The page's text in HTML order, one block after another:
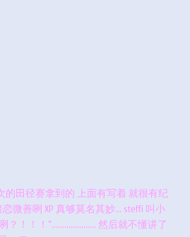
田径赛拿到的 上面有写着 就很有纪
微善咧 XP 真够莫名其妙... steffi 叫小
！！！”..................... 然后就不懂讲了